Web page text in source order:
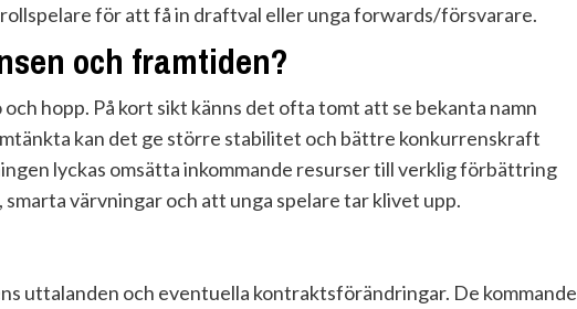
för att få in draftval eller unga forwards/försvarare.
och framtiden?
hopp. På kort sikt känns det ofta tomt att se bekanta namn
kan det ge större stabilitet och bättre konkurrenskraft
lyckas omsätta inkommande resurser till verklig förbättring
värvningar och att unga spelare tar klivet upp.
uttalanden och eventuella kontraktsförändringar. De kommande